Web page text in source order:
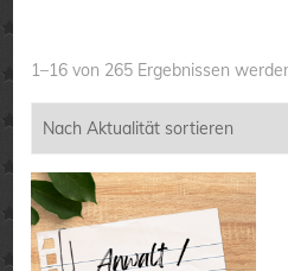
1–16 von 265 Ergebnissen